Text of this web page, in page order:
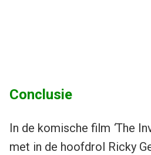
Conclusie
In de komische film ‘The
met in de hoofdrol Ricky